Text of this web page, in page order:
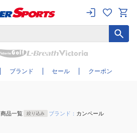
ブランド セール クーポン
さらに絞り込む
商品一覧 絞り込み ブランド： カンペール